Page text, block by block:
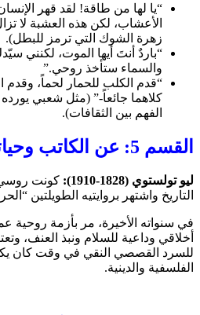
“يا لها من طاقة! لقد قهر
الأعشاب، لكن هذه العشبة لا
زهرة الشوك التي ترمز للبطل).
“باردٌ أنتَ أيها الموت، لكنني
والسماء ستأخذ روحي.”
“قدم الكلب للحمار لحماً، وقدم
كلاهما جائعاً-” (مثل شعبي
الفهم بين الثقافات).
القسم 5: عن الكاتب وحياته
ليو تولستوي (1828-1910):
كونت روسي
التاريخ واشتهر بروايتيه الطويلتين
في سنواته الأخيرة، مر بأزمة روحية
أخلاقي وداعية للسلام ونبذ العنف،
للسرد القصصي النقي في وقت كان
الفلسفية والدينية.